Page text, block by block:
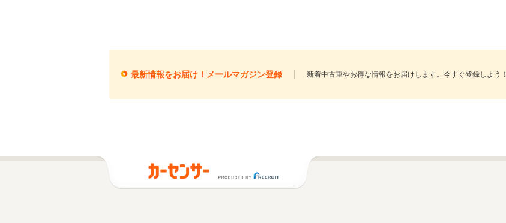
最新情報をお届け！メールマガジン登録 新着中古車やお得な情報をお届けします。今すぐ登録しよう！